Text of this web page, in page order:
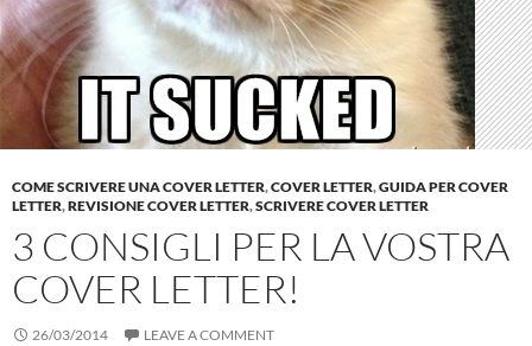
COME SCRIVERE UNA COVER LETTER,COVER LETTER,GUIDA PER COVER
LETTER,REVISIONE COVER LETTER,SCRIVERE COVER LETTER
3 CONSIGLI PER LA VOSTRA
COVER LETTER!
26/03/2014 LEAVE A COMMENT